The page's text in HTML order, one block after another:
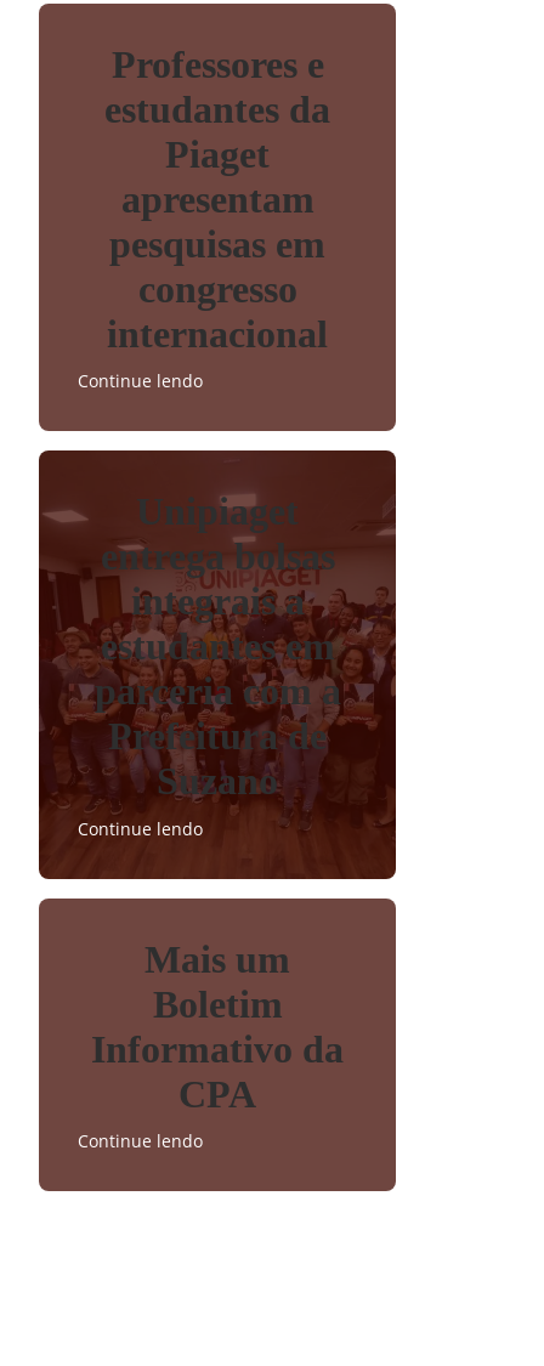
Professores e
estudantes da
Piaget
apresentam
pesquisas em
congresso
internacional
Continue lendo
Unipiaget
entrega bolsas
integrais a
estudantes em
parceria com a
Prefeitura de
Suzano
Continue lendo
Mais um
Boletim
Informativo da
CPA
Continue lendo